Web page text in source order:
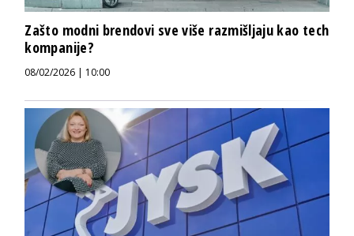
Zašto modni brendovi sve više razmišljaju kao tech
kompanije?
08/02/2026 | 10:00